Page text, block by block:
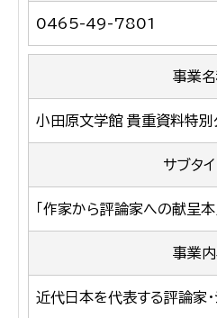
0465-49-7801
事業
小田原文学館 貴重資料特別
サブタイ
「作家から評論家への献呈本
事業
近代日本を代表する評論家・